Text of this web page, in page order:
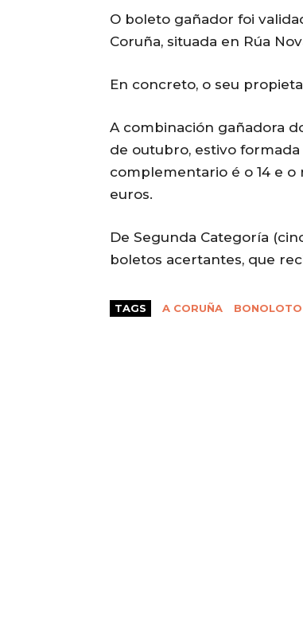
O boleto gañador foi
Coruña, situada en Rúa
En concreto, o seu
A combinación gañadora
de outubro, estivo formada
complementario é o 14 e o
euros.
De Segunda Categoría
boletos acertantes, que
TAGS A CORUÑA BONOLOTO